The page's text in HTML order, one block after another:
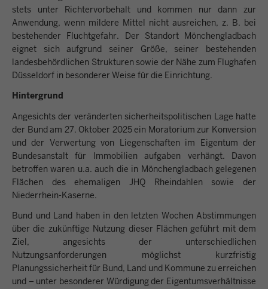
stets unter Richtervorbehalt und kommen nur dann zur
Anwendung, wenn mildere Mittel nicht ausreichen, z. B. bei
bestehender Fluchtgefahr. Der Standort Mönchengladbach
eignet sich aufgrund seiner Größe, seiner bestehenden
landesbehördlichen Strukturen sowie der Nähe zum Flughafen
Düsseldorf in besonderer Weise für die Einrichtung.
Hintergrund
Angesichts der veränderten sicherheitspolitischen Lage hatte
der Bund am 27. Oktober 2025 ein Moratorium zur Konversion
und der Verwertung von Liegenschaften im Eigentum der
Bundesanstalt für Immobilien aufgaben verhängt. Davon
betroffen waren u.a. auch die in Mönchengladbach gelegenen
Flächen des ehemaligen JHQ Rheindahlen sowie der
Niederrhein-Kaserne.
Bund und Land haben in den letzten Wochen Abstimmungen
über die zukünftige Nutzung dieser Flächen geführt mit dem
Ziel, angesichts der unterschiedlichen
Nutzungsanforderungen möglichst kurzfristig
Planungssicherheit für Bund, Land und Kommune zu erreichen
und – unter besonderer Würdigung der Eigentumsverhältnisse